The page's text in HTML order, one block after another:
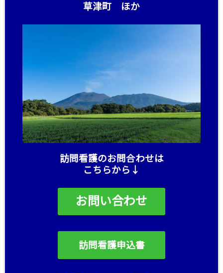
草津町 ほか
訪問看護のお問合わせは
こちらから↓
お問い合わせ
訪問看護申込書